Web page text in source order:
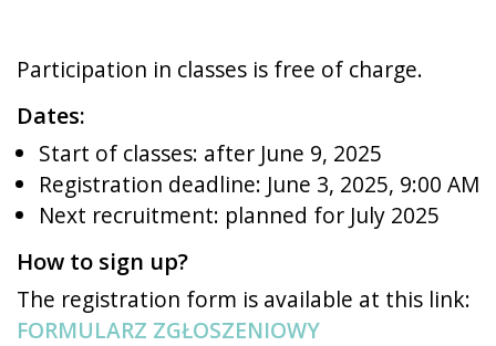
Participation in classes is free of charge.
Dates:
Start of classes: after June 9, 2025
Registration deadline: June 3, 2025, 9:00 AM
Next recruitment: planned for July 2025
How to sign up?
The registration form is available at this link:
FORMULARZ ZGŁOSZENIOWY